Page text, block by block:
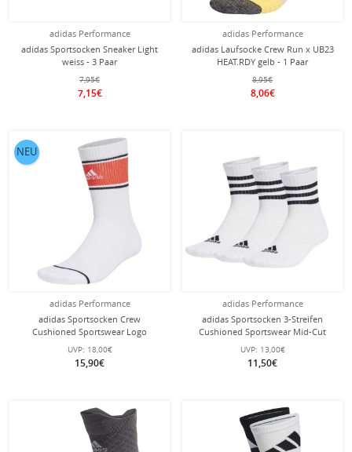
adidas Performance
adidas Sportsocken Sneaker Light
weiss - 3 Paar
7,95€
7,15€
adidas Performance
adidas Laufsocke Crew Run x UB23
HEAT.RDY gelb - 1 Paar
8,95€
8,06€
adidas Performance
adidas Sportsocken Crew
Cushioned Sportswear Logo
Graphic
(feuchtigkeitsabsorbierende)
weiss/orange - 2 Paar
UVP: 18,00€
15,90€
NEU
adidas Performance
adidas Sportsocken 3-Streifen
Cushioned Sportswear Mid-Cut
(Baumwolle) weiss/schwarz - 3 Paar
UVP: 13,00€
11,50€